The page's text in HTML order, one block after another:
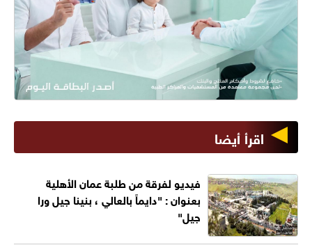
اقرأ أيضا
فيديو لفرقة من طلبة عمان الأهلية
بعنوان : "دايماً بالعالي ، بنينا جيل ورا
جيل"